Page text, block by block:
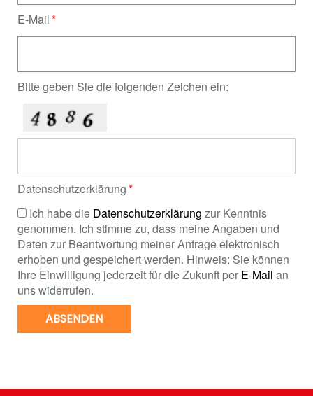
E-Mail
Bitte geben Sie die folgenden Zeichen ein:
Datenschutzerklärung
Ich habe die Datenschutzerklärung zur Kenntnis
genommen. Ich stimme zu, dass meine Angaben und
Daten zur Beantwortung meiner Anfrage elektronisch
erhoben und gespeichert werden. Hinweis: Sie können
Ihre Einwilligung jederzeit für die Zukunft per E-Mail an
uns widerrufen.
ABSENDEN